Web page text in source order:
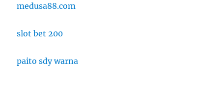
medusa88.com
slot bet 200
paito sdy warna